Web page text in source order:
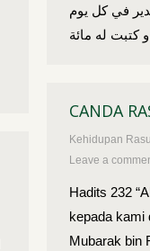
في كل يوم
CANDA
Kehidupan
Leave a
Hadits 232
kepada kami
Mubarak bin